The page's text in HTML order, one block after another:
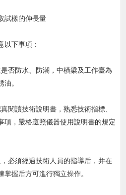
試樣的伸長量
以下事項：
否防水、防潮，中橫梁及工作臺為
。
閱讀技術說明書，熟悉技術指標、
項，嚴格遵照儀器使用說明書的規定
必須經過技術人員的指導后，并在
握后方可進行獨立操作。